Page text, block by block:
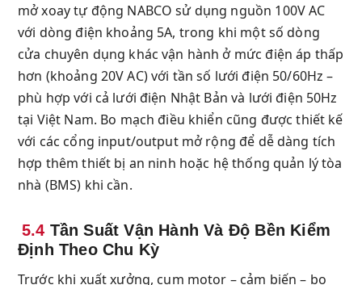
mở xoay tự động NABCO sử dụng nguồn 100V AC
với dòng điện khoảng 5A, trong khi một số dòng
cửa chuyên dụng khác vận hành ở mức điện áp thấp
hơn (khoảng 20V AC) với tần số lưới điện 50/60Hz –
phù hợp với cả lưới điện Nhật Bản và lưới điện 50Hz
tại Việt Nam. Bo mạch điều khiển cũng được thiết kế
với các cổng input/output mở rộng để dễ dàng tích
hợp thêm thiết bị an ninh hoặc hệ thống quản lý tòa
nhà (BMS) khi cần.
5.4 Tần Suất Vận Hành Và Độ Bền Kiểm
Định Theo Chu Kỳ
Trước khi xuất xưởng, cụm motor – cảm biến – bo